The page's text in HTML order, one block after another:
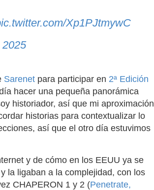
Xp1PJtmywC
2025
Sarenet para participar en 2ª Edición
hacer una pequeña panorámica
historiador, así que mi aproximación
historias para contextualizar lo
así que el otro día estuvimos
y de cómo en los EEUU ya se
la ligaban a la complejidad, con los
CHAPERON 1 y 2 (Penetrate,